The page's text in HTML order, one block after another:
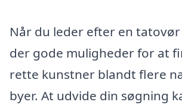
Når du leder efter en
der gode muligheder for at
rette kunstner blandt flere
byer. At udvide din søgning